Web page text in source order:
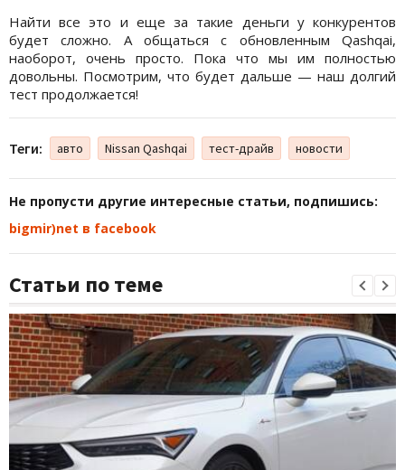
Найти все это и еще за такие деньги у конкурентов
будет сложно. А общаться с обновленным Qashqai,
наоборот, очень просто. Пока что мы им полностью
довольны. Посмотрим, что будет дальше — наш долгий
тест продолжается!
Теги: авто Nissan Qashqai тест-драйв новости
Не пропусти другие интересные статьи, подпишись:
bigmir)net в facebook
Статьи по теме